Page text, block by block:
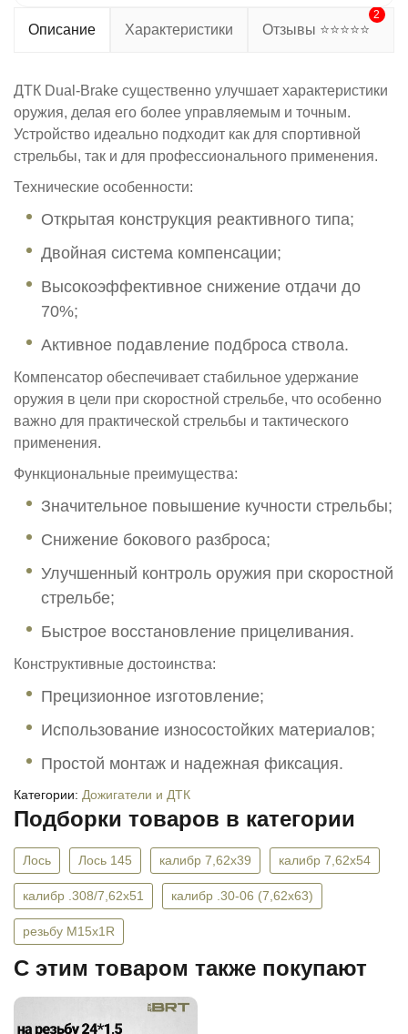
Описание Характеристики Отзывы ⭐⭐⭐⭐⭐
2
ДТК Dual-Brake существенно улучшает характеристики
оружия, делая его более управляемым и точным.
Устройство идеально подходит как для спортивной
стрельбы, так и для профессионального применения.
Технические особенности:
Открытая конструкция реактивного типа;
Двойная система компенсации;
Высокоэффективное снижение отдачи до
70%;
Активное подавление подброса ствола.
Компенсатор обеспечивает стабильное удержание
оружия в цели при скоростной стрельбе, что особенно
важно для практической стрельбы и тактического
применения.
Функциональные преимущества:
Значительное повышение кучности стрельбы;
Снижение бокового разброса;
Улучшенный контроль оружия при скоростной
стрельбе;
Быстрое восстановление прицеливания.
Конструктивные достоинства:
Прецизионное изготовление;
Использование износостойких материалов;
Простой монтаж и надежная фиксация.
Категории: Дожигатели и ДТК
Подборки товаров в категории
Лось Лось 145 калибр 7,62x39 калибр 7,62x54
калибр .308/7,62x51 калибр .30-06 (7,62х63)
резьбу М15х1R
C этим товаром также покупают